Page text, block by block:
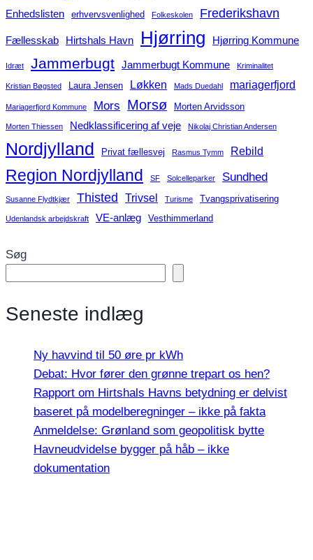
Enhedslisten erhvervsvenlighed Folkeskolen Frederikshavn
Fællesskab Hirtshals Havn Hjørring Hjørring Kommune
Idræt Jammerbugt Jammerbugt Kommune Kriminalitet
Kristian Bøgsted Laura Jensen Løkken Mads Duedahl mariagerfjord
Mariagerfjord Kommune Mors Morsø Morten Arvidsson
Morten Thiessen Nedklassificering af veje Nikolaj Christian Andersen
Nordjylland Privat fællesvej Rasmus Tymm Rebild
Region Nordjylland SF Solcelleparker Sundhed
Susanne Flydtkjær Thisted Trivsel Turisme Tvangsprivatisering
Udenlandsk arbejdskraft VE-anlæg Vesthimmerland
Søg
Seneste indlæg
Ny havvind til 50 øre pr kWh
Debat: Hvor fører den grønne trepart os hen?
Rapport om Hirtshals Havns betydning er delvist
baseret på modelberegninger – ikke på fakta
Anmeldelse: Grønland som geopolitisk bytte
Havneudvidelse bygger på håb – ikke
dokumentation